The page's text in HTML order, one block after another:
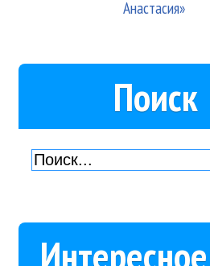
Анастасия»
Поиск
Интересное